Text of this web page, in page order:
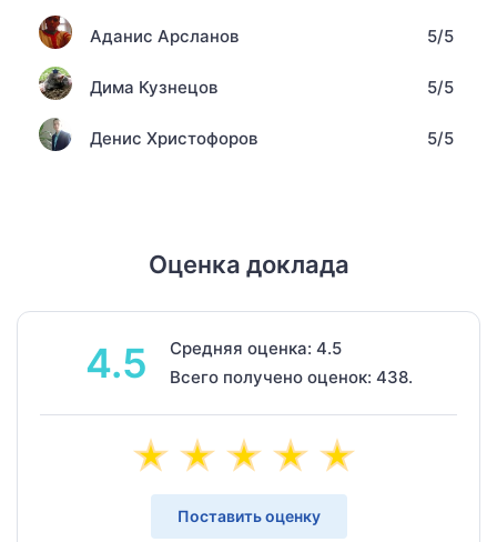
Аданис Арсланов 5/5
Дима Кузнецов 5/5
Денис Христофоров 5/5
Оценка доклада
4.5
Средняя оценка: 4.5
Всего получено оценок: 438.
Поставить оценку